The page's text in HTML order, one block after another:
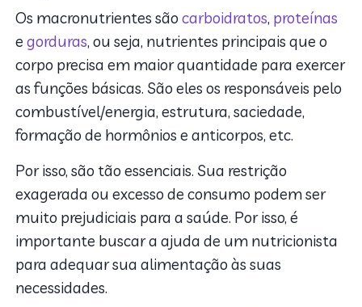
Os macronutrientes sãocarboidratos, proteínas
egorduras, ou seja, nutrientes principais que o
corpo precisa em maior quantidade para exercer
as funções básicas. São eles os responsáveis pelo
combustível/energia, estrutura, saciedade,
formação de hormônios e anticorpos, etc.
Por isso, são tão essenciais. Sua restrição
exagerada ou excesso de consumo podem ser
muito prejudiciais para a saúde. Por isso, é
importante buscar a ajuda de um nutricionista
para adequar sua alimentação às suas
necessidades.